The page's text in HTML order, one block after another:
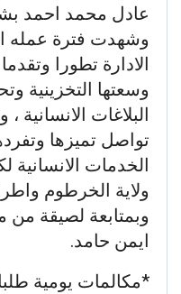
عادل محمد احمد
وشهدت فترة عمله
الادارة تطورا
وسعتها التخزينية
البلاغات
تواصل تميزها
الخدمات
ولاية الخرطوم
وبمتابعة لصيقة
ايمن حامد.
*مكالمات يومية